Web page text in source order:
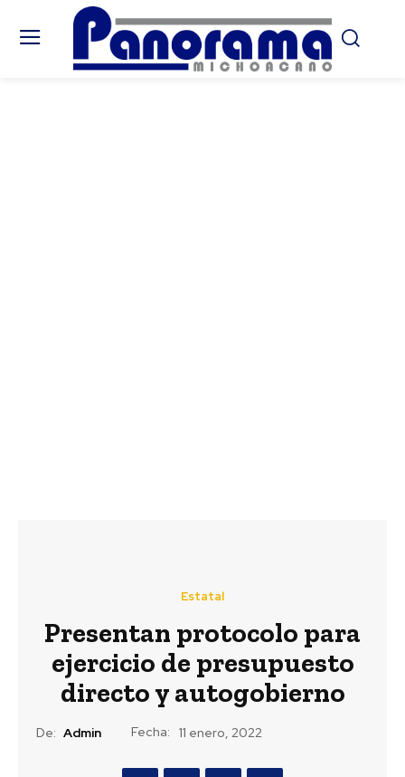
Estatal
Presentan protocolo para
ejercicio de presupuesto
directo y autogobierno
De: Admin Fecha: 11 enero, 2022